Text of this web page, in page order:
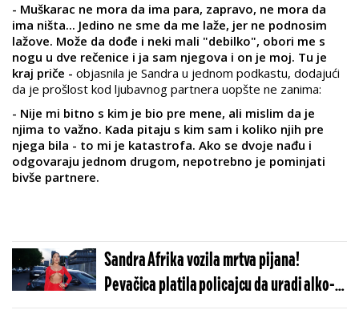
- Muškarac ne mora da ima para, zapravo, ne mora da
ima ništa... Jedino ne sme da me laže, jer ne podnosim
lažove. Može da dođe i neki mali "debilko", obori me s
nogu u dve rečenice i ja sam njegova i on je moj. Tu je
kraj priče - objasnila je Sandra u jednom podkastu, dodajući
da je prošlost kod ljubavnog partnera uopšte ne zanima:
- Nije mi bitno s kim je bio pre mene, ali mislim da je
njima to važno. Kada pitaju s kim sam i koliko njih pre
njega bila - to mi je katastrofa. Ako se dvoje nađu i
odgovaraju jednom drugom, nepotrebno je pominjati
bivše partnere.
Sandra Afrika vozila mrtva pijana!
Pevačica platila policajcu da uradi alko-